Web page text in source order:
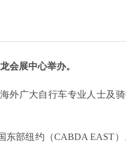
会展中心举办。
外广大自行车专业人士及
部纽约（CABDA EAST